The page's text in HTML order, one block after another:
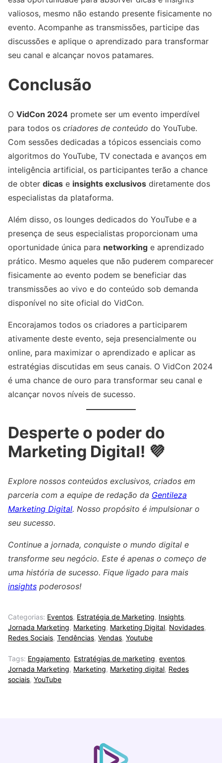
valiosos, mesmo não estando presente fisicamente no
evento. Acompanhe as transmissões, participe das
discussões e aplique o aprendizado para transformar
seu canal e alcançar novos patamares.
Conclusão
O VidCon 2024 promete ser um evento imperdível
para todos os criadores de conteúdo do YouTube.
Com sessões dedicadas a tópicos essenciais como
algoritmos do YouTube, TV conectada e avanços em
inteligência artificial, os participantes terão a chance
de obter dicas e insights exclusivos diretamente dos
especialistas da plataforma.
Além disso, os lounges dedicados do YouTube e a
presença de seus especialistas proporcionam uma
oportunidade única para networking e aprendizado
prático. Mesmo aqueles que não puderem comparecer
fisicamente ao evento podem se beneficiar das
transmissões ao vivo e do conteúdo sob demanda
disponível no site oficial do VidCon.
Encorajamos todos os criadores a participarem
ativamente deste evento, seja presencialmente ou
online, para maximizar o aprendizado e aplicar as
estratégias discutidas em seus canais. O VidCon 2024
é uma chance de ouro para transformar seu canal e
alcançar novos níveis de sucesso.
Desperte o poder do
Marketing Digital! 💜
Explore nossos conteúdos exclusivos, criados em
parceria com a equipe de redação da Gentileza
Marketing Digital. Nosso propósito é impulsionar o
seu sucesso.
Continue a jornada, conquiste o mundo digital e
transforme seu negócio. Este é apenas o começo de
uma história de sucesso. Fique ligado para mais
insights poderosos!
Categorias: Eventos, Estratégia de Marketing, Insights,
Jornada Marketing, Marketing, Marketing Digital, Novidades,
Redes Sociais, Tendências, Vendas, Youtube
Tags: Engajamento, Estratégias de marketing, eventos,
Jornada Marketing, Marketing, Marketing digital, Redes
sociais, YouTube